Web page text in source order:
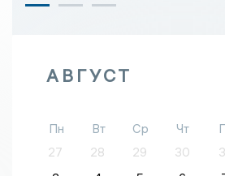
АВГУСТ
Пн Вт Ср Чт
27
28 29 30